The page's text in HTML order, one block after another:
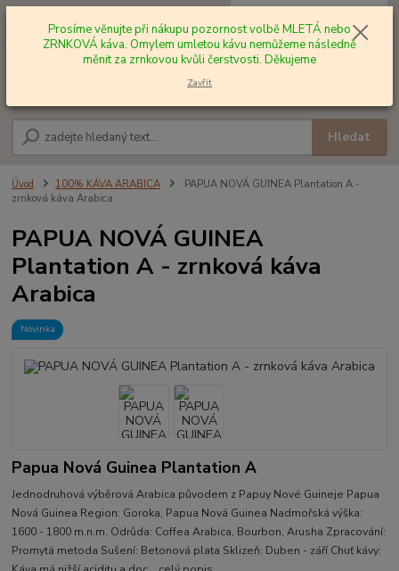
Hledat
+420 602 577 209 za0,00 Kč
Úvod 100% KÁVA ARABICA
PAPUA NOVÁ GUINEA Plantation A -
zrnková káva Arabica
PAPUA NOVÁ GUINEA
Plantation A - zrnková káva
Arabica
Novinka
Papua Nová Guinea Plantation A
Jednodruhová výběrová Arabica původem z Papuy Nové Guineje Papua
Nová Guinea Region: Goroka, Papua Nová Guinea Nadmořská výška:
1600 - 1800 m.n.m. Odrůda: Coffea Arabica, Bourbon, Arusha Zpracování:
Promytá metoda Sušení: Betonová plata Sklizeň: Duben - září Chuť kávy:
Prosíme věnujte při nákupu pozornost volbě MLETÁ nebo
ZRNKOVÁ káva. Omylem umletou kávu nemůžeme následně
měnit za zrnkovou kvůli čerstvosti. Děkujeme
Zavřít